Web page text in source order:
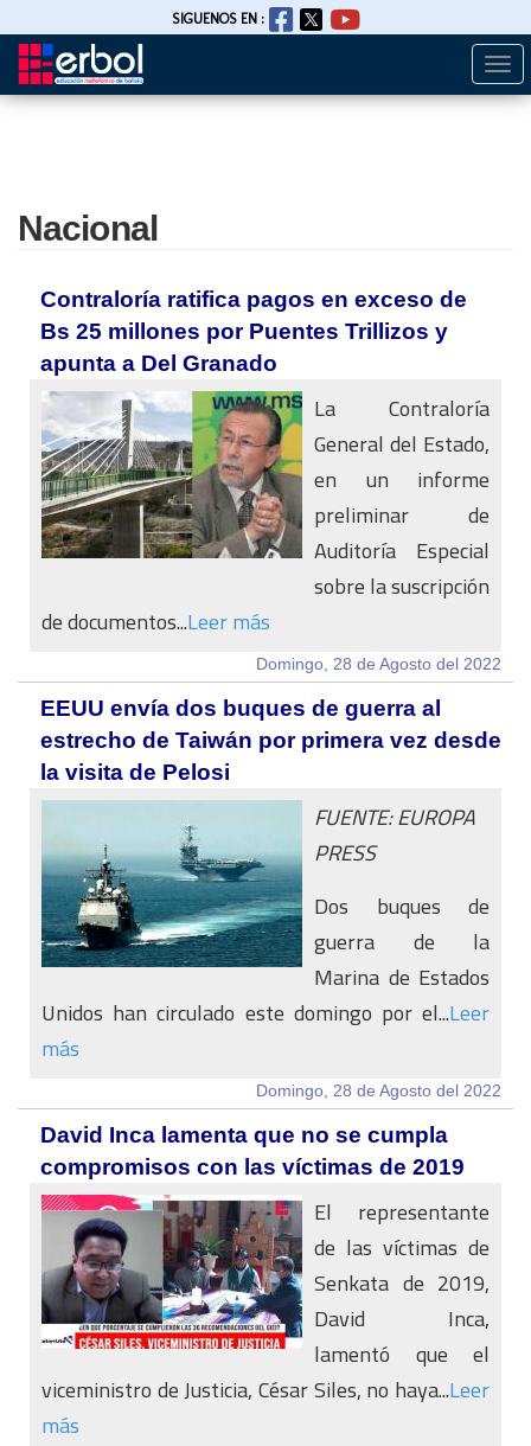
Pasar
SIGUENOS EN :
Nacional
Contraloría ratifica pagos en exceso de
Bs 25 millones por Puentes Trillizos y
apunta a Del Granado
La Contraloría
General del Estado,
en un informe
preliminar de
Auditoría Especial
sobre la suscripción
de documentos...Leer más
Domingo, 28 de Agosto del 2022
EEUU envía dos buques de guerra al
estrecho de Taiwán por primera vez desde
la visita de Pelosi
FUENTE: EUROPA
PRESS
Dos buques de
guerra de la
Marina de Estados
Unidos han circulado este domingo por el...Leer
más
Domingo, 28 de Agosto del 2022
David Inca lamenta que no se cumpla
compromisos con las víctimas de 2019
El representante
de las víctimas de
Senkata de 2019,
David Inca,
lamentó que el
viceministro de Justicia, César Siles, no haya...Leer
más